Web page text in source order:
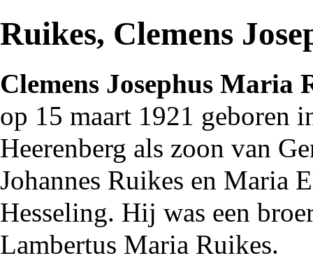
Ruikes, Clemens
Clemens Josephus Maria
op 15 maart 1921 geboren
Heerenberg als zoon van
Johannes Ruikes en Maria
Hesseling. Hij was een
Lambertus Maria Ruikes.